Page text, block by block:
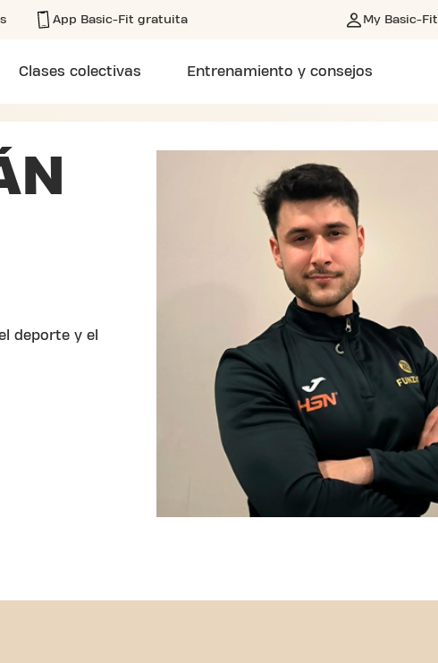
App Basic-Fit gratuita My Basic-Fit
Clases colectivas Entrenamiento y consejos
deporte y el